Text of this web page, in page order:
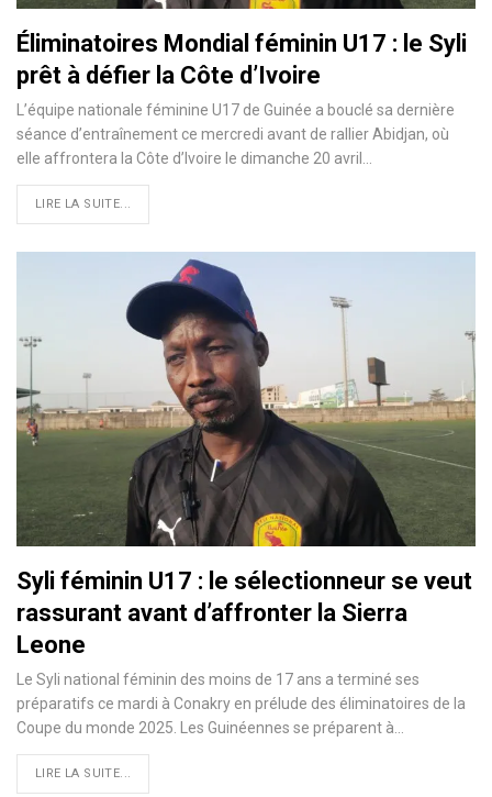
Éliminatoires Mondial féminin U17 : le Syli
prêt à défier la Côte d’Ivoire
L’équipe nationale féminine U17 de Guinée a bouclé sa dernière
séance d’entraînement ce mercredi avant de rallier Abidjan, où
elle affrontera la Côte d’Ivoire le dimanche 20 avril…
LIRE LA SUITE...
Syli féminin U17 : le sélectionneur se veut
rassurant avant d’affronter la Sierra
Leone
Le Syli national féminin des moins de 17 ans a terminé ses
préparatifs ce mardi à Conakry en prélude des éliminatoires de la
Coupe du monde 2025. Les Guinéennes se préparent à…
LIRE LA SUITE...